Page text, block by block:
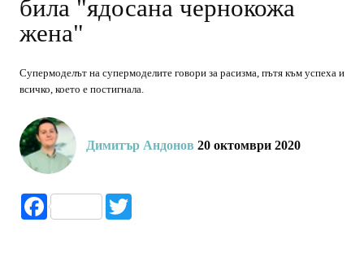
била "ядосана чернокожа
жена"
Супермоделът на супермоделите говори за расизма, пътя към успеха и
всичко, което е постигнала.
Димитър Андонов 20 октомври 2020
Facebook